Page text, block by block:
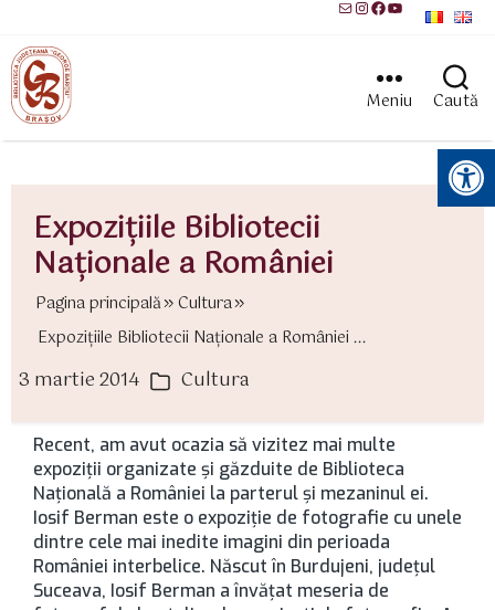
MailInstagram
Facebook
YouTube
Meniu Caută
Instrumente pentru accesibilitate
Expoziţiile Bibliotecii
Naţionale a României
Pagina principală
Cultura
Expoziţiile Bibliotecii Naţionale a României ...
3 martie 2014 Categorii
Cultura
Recent, am avut ocazia să vizitez mai multe
expoziţii organizate şi găzduite de Biblioteca
Naţională a României la parterul şi mezaninul ei.
Iosif Berman este o expoziţie de fotografie cu unele
dintre cele mai inedite imagini din perioada
României interbelice. Născut în Burdujeni, judeţul
Suceava, Iosif Berman a învăţat meseria de